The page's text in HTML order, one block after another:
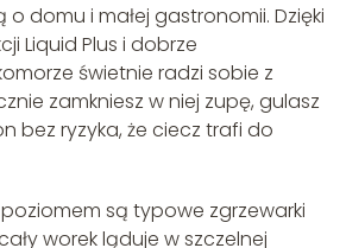
domu i małej gastronomii. Dzięki
Liquid Plus i dobrze
świetnie radzi sobie z
zamkniesz w niej zupę, gulasz
bez ryzyka, że ciecz trafi do
są typowe zgrzewarki
worek ląduje w szczelnej